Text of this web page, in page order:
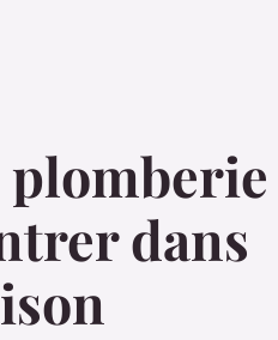
plomberie
dans